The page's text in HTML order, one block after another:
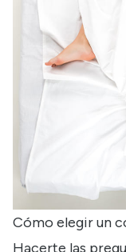
Cómo elegir un
Hacerte las